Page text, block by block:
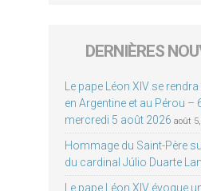
DERNIÈRES
Le pape Léon XIV se
en Argentine et au Pérou –
mercredi 5 août 2026 août
Hommage du Saint-Père
du cardinal Júlio Duarte
Le pape Léon XIV évoque